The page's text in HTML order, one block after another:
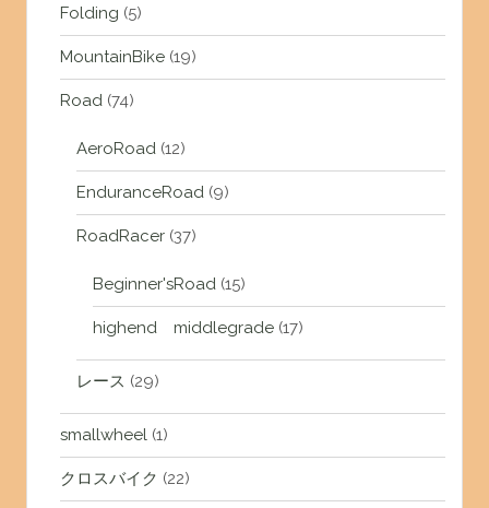
Folding (5)
MountainBike(19)
Road(74)
AeroRoad(12)
EnduranceRoad(9)
RoadRacer(37)
Beginner'sRoad(15)
highend middlegrade(17)
レース (29)
smallwheel(1)
クロスバイク (22)